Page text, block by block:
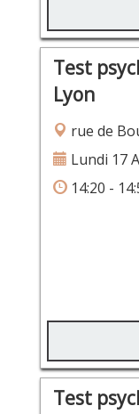
Test
Lyon
rue de
Lundi 17
14:20 -
Test